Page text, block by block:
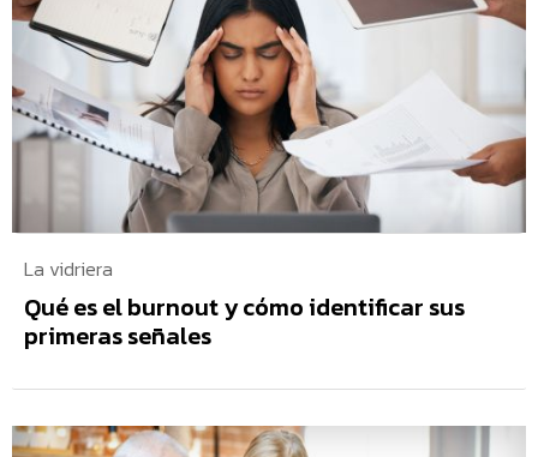
La vidriera
Qué es el burnout y cómo identificar sus
primeras señales